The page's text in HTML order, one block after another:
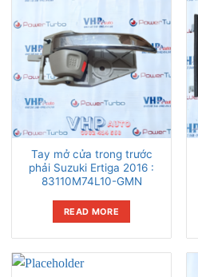
Tay mở cửa trong trước
phải Suzuki Ertiga 2016 :
83110M74L10-GMN
READ MORE